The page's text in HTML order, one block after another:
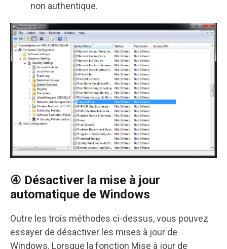
non authentique.
④ Désactiver la mise à jour
automatique de Windows
Outre les trois méthodes ci-dessus, vous pouvez
essayer de désactiver les mises à jour de
Windows. Lorsque la fonction Mise à jour de